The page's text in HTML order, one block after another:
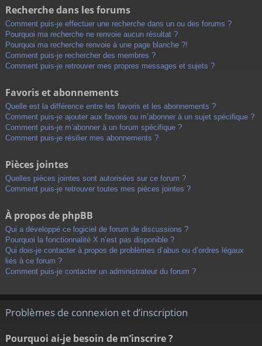
Recherche dans les forums
Comment puis-je effectuer une recherche dans un ou des forums ?
Pourquoi ma recherche ne renvoie aucun résultat ?
Pourquoi ma recherche renvoie à une page blanche ?!
Comment puis-je rechercher des membres ?
Comment puis-je retrouver mes propres messages et sujets ?
Favoris et abonnements
Quelle est la différence entre les favoris et les abonnements ?
Comment puis-je ajouter aux favoris ou m’abonner à un sujet spécifique ?
Comment puis-je m’abonner à un forum spécifique ?
Comment puis-je résilier mes abonnements ?
Pièces jointes
Quelles pièces jointes sont autorisées sur ce forum ?
Comment puis-je retrouver toutes mes pièces jointes ?
À propos de phpBB
Qui a développé ce logiciel de forum de discussions ?
Pourquoi la fonctionnalité X n’est pas disponible ?
Qui dois-je contacter à propos de problèmes d’abus ou d’ordres légaux
liés à ce forum ?
Comment puis-je contacter un administrateur du forum ?
Problèmes de connexion et d’inscription
Pourquoi ai-je besoin de m’inscrire ?